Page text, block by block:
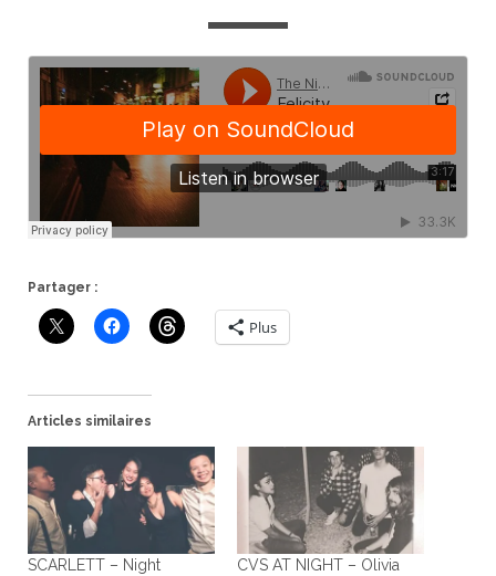
Partager :
Plus
Articles similaires
SCARLETT – Night
CVS AT NIGHT – Olivia